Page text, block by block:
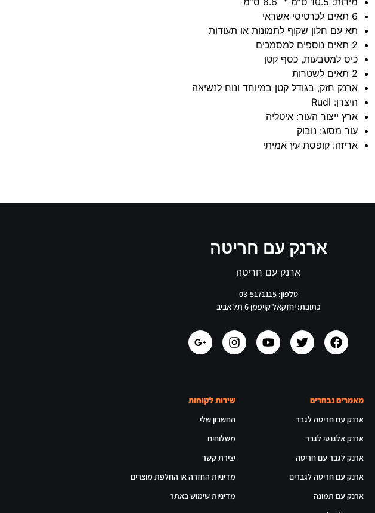
6 תאים לכרטיסי אשראי
תא עם חלון שקוף לתמונות או תעודות
2 תאים נוספים למסמכים
כיס למטבעות, כסף קטן
2 תאים לשטרות
ארנק חזק, בגודל קטן במיוחד ונוח לנשיאה
היצרן: Rudi
ארץ ייצור העור: איטליה
עור מסוג: נובוק
אריזה: קופסת עץ אמיתי
ארנק עם חריטה
ארנק עם חריטה
טלפון: 03-5171115
כתובת: יחזקאל קויפמן 6 תל אביב
מאמרים נבחרים
ארנק עם חריטה לגבר
ארנק אלגנטי לגבר
ארנק לגבר עם חריטה
ארנק עם חריטה לגברים
ארנק עם תמונה
שירות לקוחות
החשבון שלי
משלוחים
יצירת קשר
מדיניות החזרה או החלפת מוצרים
מדיניות שימוש באתר